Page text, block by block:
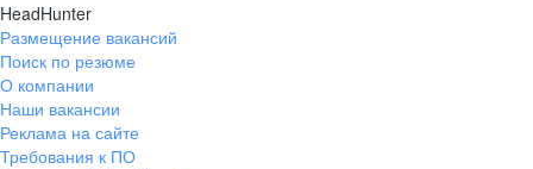
HeadHunter
Размещение вакансий
Поиск по резюме
О компании
Наши вакансии
Реклама на сайте
Требования к ПО